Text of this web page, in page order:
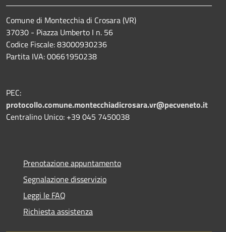
Comune di Montecchia di Crosara (VR)
37030 - Piazza Umberto I n. 56
Codice Fiscale: 83000930236
Partita IVA: 00661950238
PEC:
protocollo.comune.montecchiadicrosara.vr@pecveneto.it
Centralino Unico: +39 045 7450038
Prenotazione appuntamento
Segnalazione disservizio
Leggi le FAQ
Richiesta assistenza